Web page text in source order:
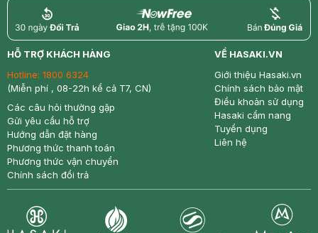
return nowfree price
HỖ TRỢ KHÁCH HÀNG
Hotline: 1800 6324
(Miễn phí , 08-22h kể cả T7, CN)
Các câu hỏi thường gặp
Gửi yêu cầu hỗ trợ
Hướng dẫn đặt hàng
Phương thức thanh toán
Phương thức vận chuyển
Chính sách đổi trả
VỀ HASAKI.VN
Giới thiệu Hasaki.vn
Chính sách bảo mật
Điều khoản sử dụng
Hasaki cẩm nang
Tuyển dụng
Liên hệ